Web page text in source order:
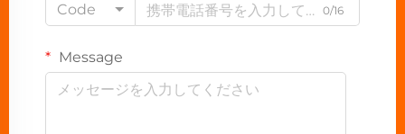
Code
0/16
Message